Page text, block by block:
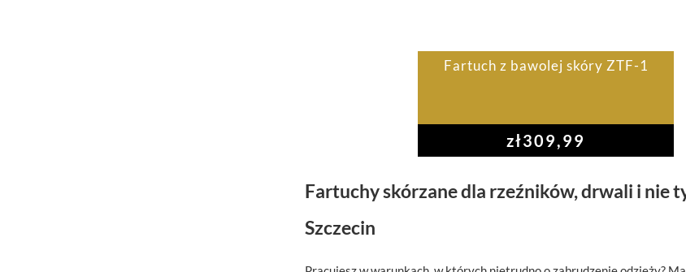
Fartuch z bawolej skóry ZTF-1
zł309,99
Fartuchy skórzane dla rzeźników, drwali i nie
Szczecin